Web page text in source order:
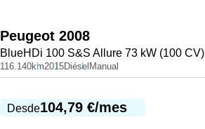
Peugeot 2008
BlueHDi 100 S&S Allure 73 kW (100 CV)
116.140km2015Diésel Manual
Desde104,79 €/mes